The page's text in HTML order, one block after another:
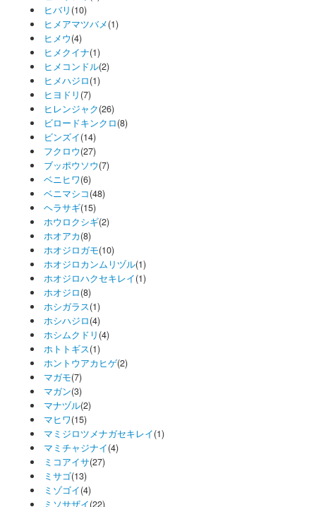
ヒバリ (10)
ヒメアマツバメ(1)
ヒメウ(4)
ヒメクイナ(1)
ヒメコンドル(2)
ヒメハジロ(1)
ヒヨドリ (7)
ヒレンジャク(26)
ビロードキンクロ(8)
ビンズイ(14)
フクロウ(27)
ブッポウソウ(7)
ベニヒワ(6)
ベニマシコ(48)
ヘラサギ(15)
ホウロクシギ(2)
ホオアカ(8)
ホオジロガモ(10)
ホオジロカンムリヅル(1)
ホオジロハクセキレイ(1)
ホオジロ(8)
ホシガラス(1)
ホシハジロ(4)
ホシムクドリ (4)
ホトトギス(1)
ホントウアカヒゲ(2)
マガモ(7)
マガン(3)
マナヅル(2)
マヒワ(15)
マミジロツメナガセキレイ(1)
マミチャジナイ(4)
ミコアイサ(27)
ミサゴ(13)
ミゾゴイ(4)
ミソサザイ(22)